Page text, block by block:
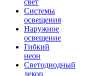
свет
Системы
освещения
Наружное
освещение
Гибкий
неон
Светодиодный
декор